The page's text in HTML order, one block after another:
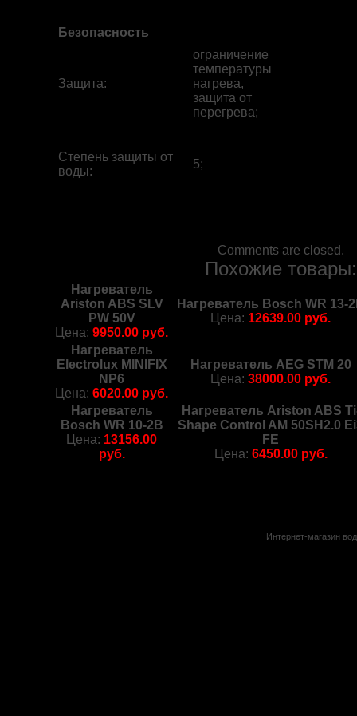
Безопасность
Защита:
ограничение
температуры
нагрева,
защита от
перегрева;
Степень защиты от
воды:
5;
Comments are closed.
Похожие товары:
Нагреватель
Ariston ABS SLV
PW 50V
Цена:9950.00 руб.
Нагреватель Bosch WR 13-
Цена: 12639.00 руб.
Нагреватель
Electrolux MINIFIX
NP6
Цена:6020.00 руб.
Нагреватель AEG STM 20
Цена:38000.00 руб.
Нагреватель
Bosch WR 10-2B
Цена: 13156.00
руб.
Нагреватель Ariston ABS
Shape Control AM 50SH2.0
FE
Цена: 6450.00 руб.
Интернет-магазин